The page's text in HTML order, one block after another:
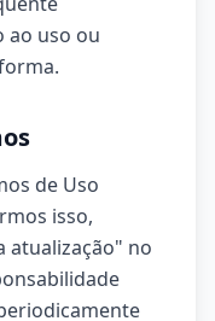
ao uso ou
de Uso
isso,
atualização" no